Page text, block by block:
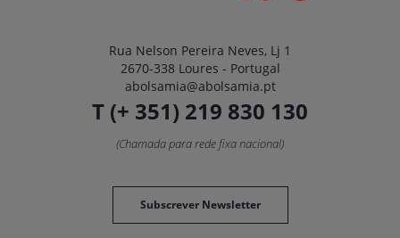
Rua Nelson Pereira Neves, Lj 1
2670-338 Loures - Portugal
abolsamia@abolsamia.pt
T (+ 351) 219 830 130
(Chamada para rede fixa nacional)
Subscrever Newsletter